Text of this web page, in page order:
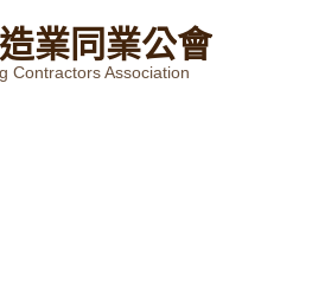
造業同業公會
Contractors Association